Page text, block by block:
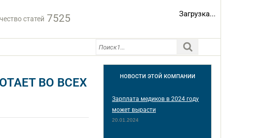
статей 7525 Загрузка...
ВО ВСЕХ
НОВОСТИ ЭТОЙ КОМПАНИИ
Зарплата медиков в 2024 году
может вырасти
20.01.2024